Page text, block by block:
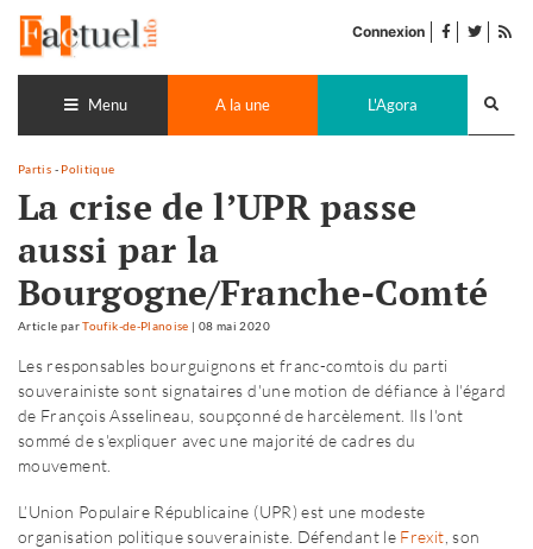
contenu
Connexion facebook
twitter
Menu A la une L'Agora
Partis - Politique
La crise de l’UPR passe
aussi par la
Bourgogne/Franche-Comté
Article parToufik-de-Planoise | 08 mai 2020
Les responsables bourguignons et franc-comtois du parti
souverainiste sont signataires d'une motion de défiance à l'égard
de François Asselineau, soupçonné de harcèlement. Ils l'ont
sommé de s'expliquer avec une majorité de cadres du
mouvement.
L’Union Populaire Républicaine (UPR) est une modeste
organisation politique souverainiste. Défendant le Frexit , son